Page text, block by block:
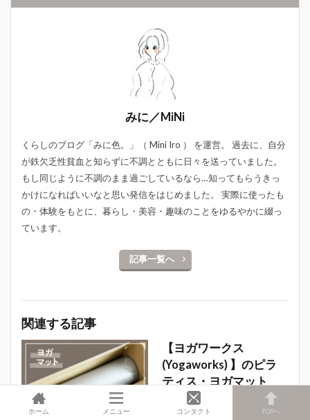
みに／MiNi
くらしのブログ「みに色。」（ Mini Iro ） を運営。 過去に、自分
が鉄欠乏性貧血と知らずに不調とともに日々を送っていました。
もし同じように不調のまま過ごしているなら…知ってもらうきっ
かけになればいいなと思い発信をはじめました。 実際に使ったも
の・体験をもとに、暮らし・美容・趣味のことをゆるやかに綴っ
ています。
記事一覧へ
関連する記事
【ヨガワークス
(Yogaworks) 】のピラ
ティス・ヨガマット
12mmは柔らかくて初
めてにもおすすめで
ホーム メニュー コンタクト TOPへ